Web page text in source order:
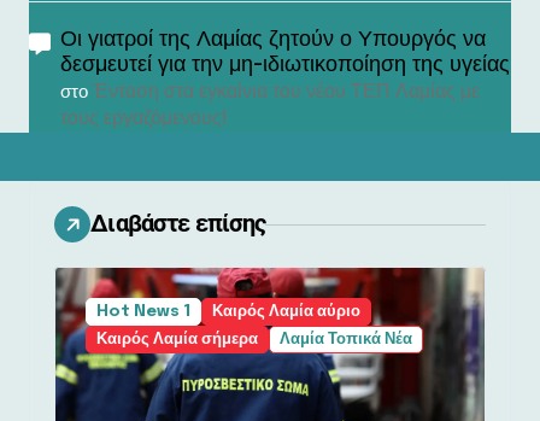
Οι γιατροί της Λαμίας ζητούν ο Υπουργός να
δεσμευτεί για την μη-ιδιωτικοποίηση της υγείας
στο Ένταση στα εγκαίνια του νέου ΤΕΠ Λαμίας με
τους εργαζόμενους!
Διαβάστε επίσης
Hot News 1
Καιρός Λαμία αύριο
Καιρός Λαμία σήμερα
Λαμία Τοπικά Νέα